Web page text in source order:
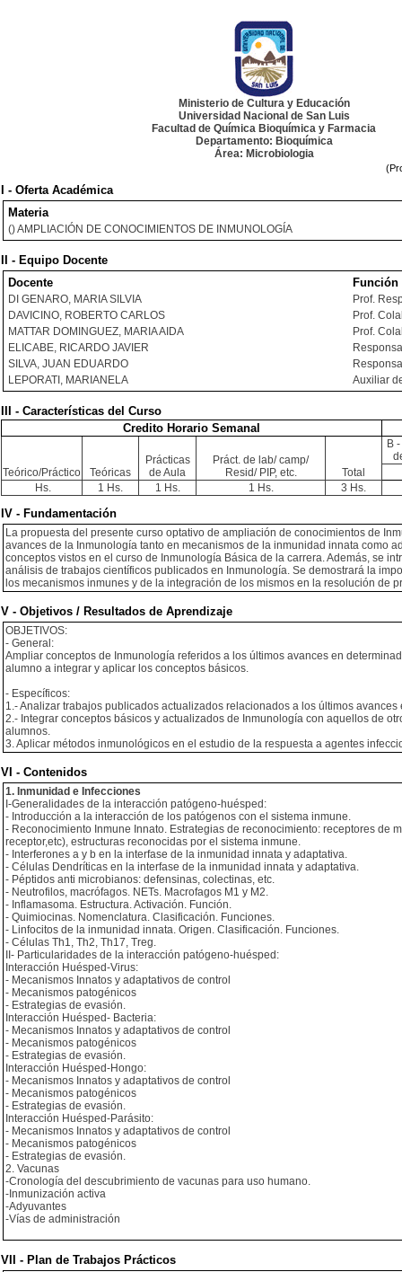
Ministerio de Cultura y Educación
Universidad Nacional de San Luis
Facultad de Química Bioquímica y Farmacia
Departamento: Bioquímica
Área: Microbiologia
I - Oferta Académica
Materia
() AMPLIACIÓN DE CONOCIMIENTOS DE INMUNOLOGÍA
II - Equipo Docente
Docente
Función
DI GENARO, MARIA SILVIA
Prof.
DAVICINO, ROBERTO CARLOS
Prof.
MATTAR DOMINGUEZ, MARIA AIDA
Prof.
ELICABE, RICARDO JAVIER
SILVA, JUAN EDUARDO
LEPORATI, MARIANELA
Auxiliar
III - Características del Curso
Credito Horario Semanal
Teórico/Práctico Teóricas
Prácticas
de Aula
Práct. de lab/ camp/
Resid/ PIP, etc.
Total
B
Hs. 1 Hs. 1 Hs. 1 Hs. 3 Hs.
IV - Fundamentación
La propuesta del presente curso optativo de ampliación de conocimientos de
avances de la Inmunología tanto en mecanismos de la inmunidad innata como
conceptos vistos en el curso de Inmunología Básica de la carrera. Además, se
análisis de trabajos científicos publicados en Inmunología. Se demostrará la
los mecanismos inmunes y de la integración de los mismos en la resolución de
V - Objetivos / Resultados de Aprendizaje
OBJETIVOS:
- General:
Ampliar conceptos de Inmunología referidos a los últimos avances en
alumno a integrar y aplicar los conceptos básicos.
- Específicos:
1.- Analizar trabajos publicados actualizados relacionados a los últimos
2.- Integrar conceptos básicos y actualizados de Inmunología con aquellos de
alumnos.
3. Aplicar métodos inmunológicos en el estudio de la respuesta a agentes
VI - Contenidos
1. Inmunidad e Infecciones
I-Generalidades de la interacción patógeno-huésped:
- Introducción a la interacción de los patógenos con el sistema inmune.
- Reconocimiento Inmune Innato. Estrategias de reconocimiento: receptores de
receptor,etc), estructuras reconocidas por el sistema inmune.
- Interferones a y b en la interfase de la inmunidad innata y adaptativa.
- Células Dendríticas en la interfase de la inmunidad innata y adaptativa.
- Péptidos anti microbianos: defensinas, colectinas, etc.
- Neutrofilos, macrófagos. NETs. Macrofagos M1 y M2.
- Inflamasoma. Estructura. Activación. Función.
- Quimiocinas. Nomenclatura. Clasificación. Funciones.
- Linfocitos de la inmunidad innata. Origen. Clasificación. Funciones.
- Células Th1, Th2, Th17, Treg.
II- Particularidades de la interacción patógeno-huésped:
Interacción Huésped-Virus:
- Mecanismos Innatos y adaptativos de control
- Mecanismos patogénicos
- Estrategias de evasión.
Interacción Huésped- Bacteria:
- Mecanismos Innatos y adaptativos de control
- Mecanismos patogénicos
- Estrategias de evasión.
Interacción Huésped-Hongo:
- Mecanismos Innatos y adaptativos de control
- Mecanismos patogénicos
- Estrategias de evasión.
Interacción Huésped-Parásito:
- Mecanismos Innatos y adaptativos de control
- Mecanismos patogénicos
- Estrategias de evasión.
2. Vacunas
-Cronología del descubrimiento de vacunas para uso humano.
-Inmunización activa
-Adyuvantes
-Vías de administración
VII - Plan de Trabajos Prácticos